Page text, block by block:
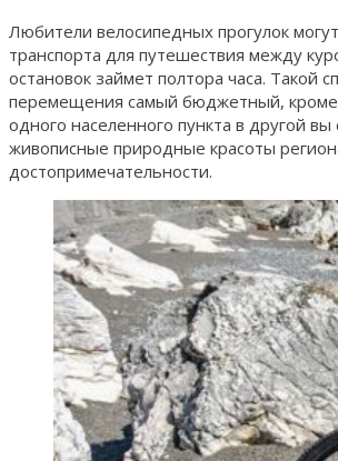
Любители велосипедных прогулок
транспорта для путешествия между
остановок займет полтора часа. Такой
перемещения самый бюджетный, кроме
одного населенного пункта в другой
живописные природные красоты
достопримечательности.